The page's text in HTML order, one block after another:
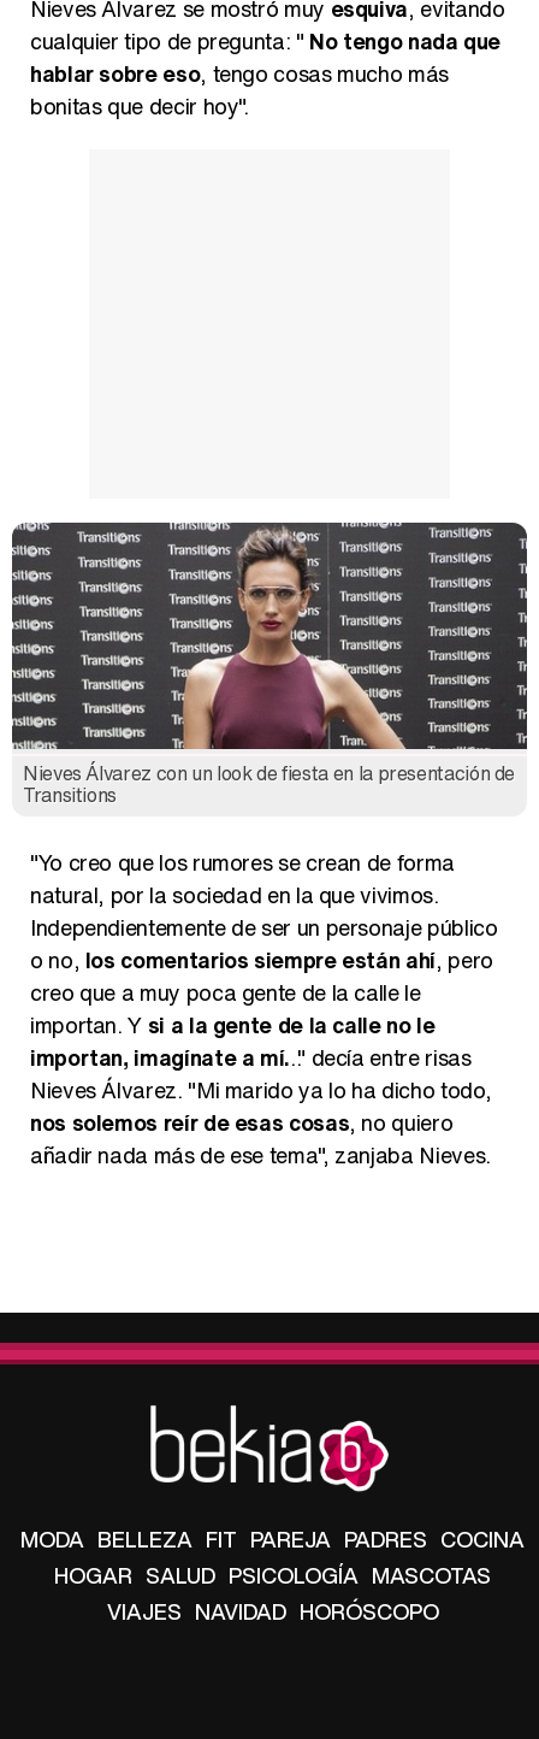
Nieves Álvarez se mostró muy esquiva, evitando
cualquier tipo de pregunta: " No tengo nada que
hablar sobre eso, tengo cosas mucho más
bonitas que decir hoy".
Nieves Álvarez con un look de fiesta en la presentación de
Transitions
"Yo creo que los rumores se crean de forma
natural, por la sociedad en la que vivimos.
Independientemente de ser un personaje público
o no, los comentarios siempre están ahí, pero
creo que a muy poca gente de la calle le
importan. Y si a la gente de la calle no le
importan, imagínate a mí..." decía entre risas
Nieves Álvarez. "Mi marido ya lo ha dicho todo,
nos solemos reír de esas cosas, no quiero
añadir nada más de ese tema", zanjaba Nieves.
MODA BELLEZA FIT PAREJA PADRES COCINA
HOGAR SALUD PSICOLOGÍA MASCOTAS
VIAJES NAVIDAD HORÓSCOPO